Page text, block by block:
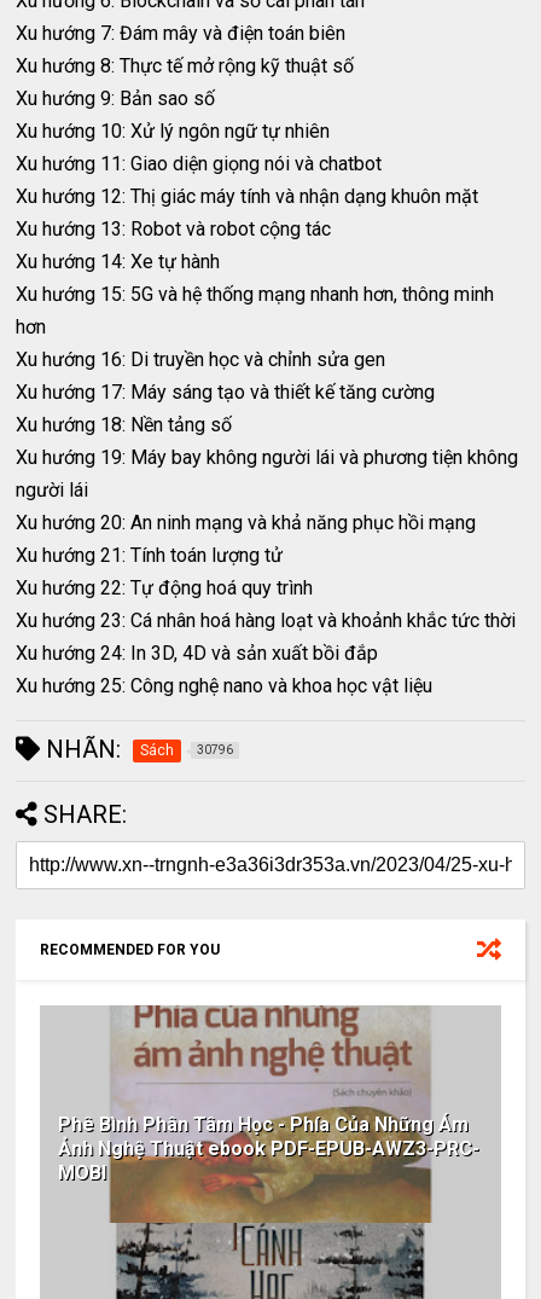
Xu hướng 7: Đám mây và điện toán biên
Xu hướng 8: Thực tế mở rộng kỹ thuật số
Xu hướng 9: Bản sao số
Xu hướng 10: Xử lý ngôn ngữ tự nhiên
Xu hướng 11: Giao diện giọng nói và chatbot
Xu hướng 12: Thị giác máy tính và nhận dạng khuôn mặt
Xu hướng 13: Robot và robot cộng tác
Xu hướng 14: Xe tự hành
Xu hướng 15: 5G và hệ thống mạng nhanh hơn, thông minh
hơn
Xu hướng 16: Di truyền học và chỉnh sửa gen
Xu hướng 17: Máy sáng tạo và thiết kế tăng cường
Xu hướng 18: Nền tảng số
Xu hướng 19: Máy bay không người lái và phương tiện không
người lái
Xu hướng 20: An ninh mạng và khả năng phục hồi mạng
Xu hướng 21: Tính toán lượng tử
Xu hướng 22: Tự động hoá quy trình
Xu hướng 23: Cá nhân hoá hàng loạt và khoảnh khắc tức thời
Xu hướng 24: In 3D, 4D và sản xuất bồi đắp
Xu hướng 25: Công nghệ nano và khoa học vật liệu
NHÃN: Sách 30796
SHARE:
RECOMMENDED FOR YOU
Phê Bình Phân Tâm Học - Phía Của Những Ám
Ảnh Nghệ Thuật ebook PDF-EPUB-AWZ3-PRC-
MOBI